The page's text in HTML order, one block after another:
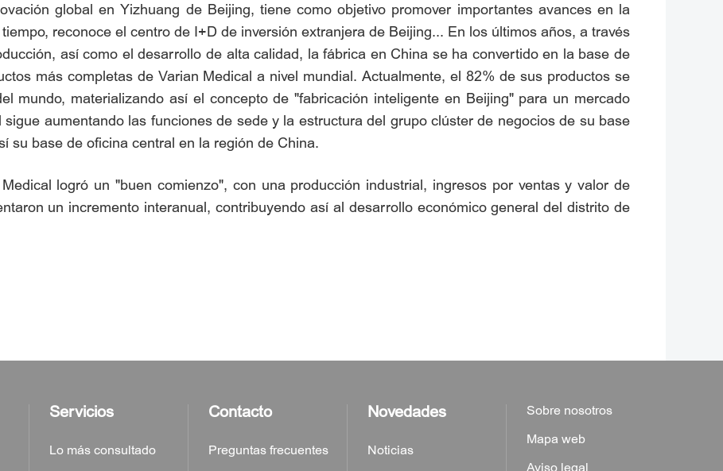
global en Yizhuang de Beijing, tiene como objetivo promover importantes avances en la
reconoce el centro de I+D de inversión extranjera de Beijing... En los últimos años, a través
así como el desarrollo de alta calidad, la fábrica en China se ha convertido en la base de
más completas de Varian Medical a nivel mundial. Actualmente, el 82% de sus productos se
mundo, materializando así el concepto de "fabricación inteligente en Beijing" para un mercado
aumentando las funciones de sede y la estructura del grupo clúster de negocios de su base
su base de oficina central en la región de China.
logró un "buen comienzo", con una producción industrial, ingresos por ventas y valor de
un incremento interanual, contribuyendo así al desarrollo económico general del distrito de
Servicios
Lo más consultado
Contacto
Preguntas frecuentes
Novedades
Noticias
Sobre nosotros
Mapa web
Aviso legal